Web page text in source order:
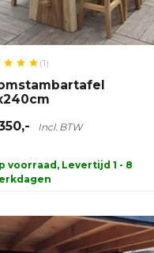
(1)
Incl. BTW
voorraad, Levertijd 1 - 8